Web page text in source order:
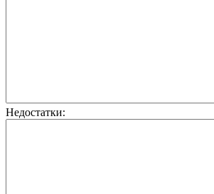
Недостатки: